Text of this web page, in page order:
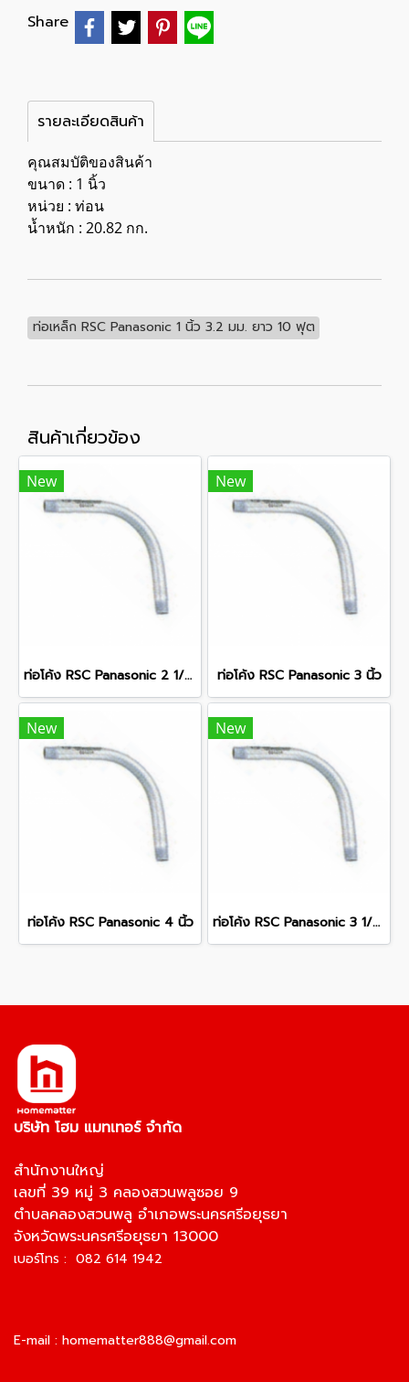
Share
รายละเอียดสินค้า
คุณสมบัติของสินค้า
ขนาด : 1 นิ้ว
หน่วย : ท่อน
น้ำหนัก : 20.82 กก.
ท่อเหล็ก RSC Panasonic 1 นิ้ว 3.2 มม. ยาว 10 ฟุต
สินค้าเกี่ยวข้อง
New
ท่อโค้ง RSC Panasonic 2 1/2 นิ้ว
New
ท่อโค้ง RSC Panasonic 3 นิ้ว
New
ท่อโค้ง RSC Panasonic 4 นิ้ว
New
ท่อโค้ง RSC Panasonic 3 1/2 นิ้ว
บริษัท โฮม แมทเทอร์ จำกัด
สำนักงานใหญ่
เลขที่ 39 หมู่ 3 คลองสวนพลูซอย 9
ตำบลคลองสวนพลู อำเภอพระนครศรีอยุธยา
จังหวัดพระนครศรีอยุธยา 13000
เบอร์โทร : 082 614 1942
E-mail : homematter888@gmail.com